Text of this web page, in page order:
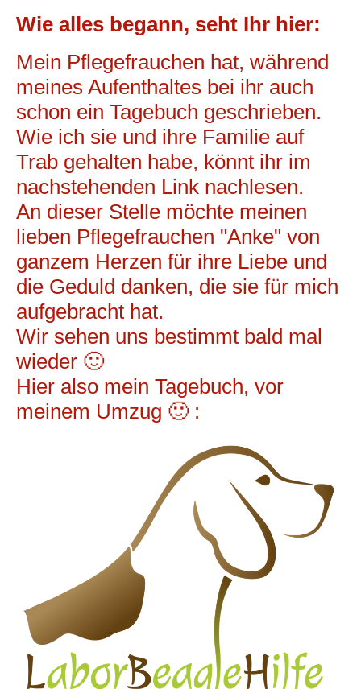
Wie alles begann, seht Ihr hier:
Mein Pflegefrauchen hat, während
meines Aufenthaltes bei ihr auch
schon ein Tagebuch geschrieben.
Wie ich sie und ihre Familie auf
Trab gehalten habe, könnt ihr im
nachstehenden Link nachlesen.
An dieser Stelle möchte meinen
lieben Pflegefrauchen "Anke" von
ganzem Herzen für ihre Liebe und
die Geduld danken, die sie für mich
aufgebracht hat.
Wir sehen uns bestimmt bald mal
wieder 🙂
Hier also mein Tagebuch, vor
meinem Umzug 🙂 :